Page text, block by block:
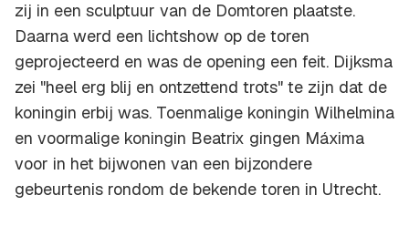
zij in een sculptuur van de Domtoren plaatste.
Daarna werd een lichtshow op de toren
geprojecteerd en was de opening een feit. Dijksma
zei "heel erg blij en ontzettend trots" te zijn dat de
koningin erbij was. Toenmalige koningin Wilhelmina
en voormalige koningin Beatrix gingen Máxima
voor in het bijwonen van een bijzondere
gebeurtenis rondom de bekende toren in Utrecht.